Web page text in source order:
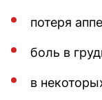
потеря
боль в
в